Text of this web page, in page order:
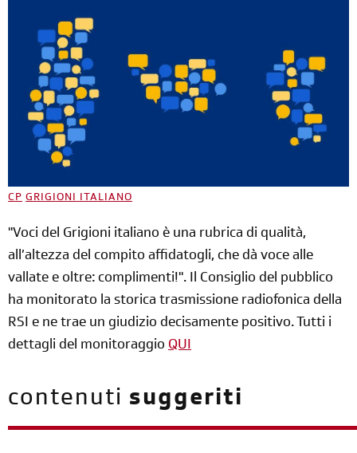
CP GRIGIONI ITALIANO
"Voci del Grigioni italiano è una rubrica di qualità,
all’altezza del compito affidatogli, che dà voce alle
vallate e oltre: complimenti!". Il Consiglio del pubblico
ha monitorato la storica trasmissione radiofonica della
RSI e ne trae un giudizio decisamente positivo. Tutti i
dettagli del monitoraggio QUI
contenuti suggeriti